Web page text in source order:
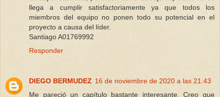
llega a cumplir satisfactoriamente ya que todos los
miembros del equipo no ponen todo su potencial en el
proyecto a causa del líder.
Santiago A01769992
Responder
DIEGO BERMUDEZ 16 de noviembre de 2020 a las 21:43
Me pareció un capítulo bastante interesante. Creo que